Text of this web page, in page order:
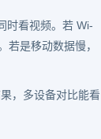
时看视频。若 Wi-
是移动数据慢，
，多设备对比能看